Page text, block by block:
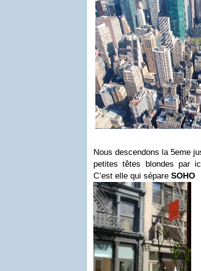
Nous descendons la 5eme
petites têtes blondes par
C’est elle qui sépare SOHO